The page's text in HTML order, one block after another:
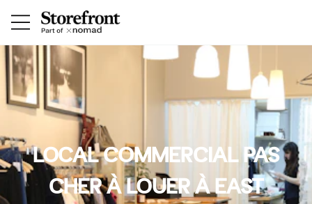
LOCAL COMMERCIAL PAS
CHER À LOUER À EAST